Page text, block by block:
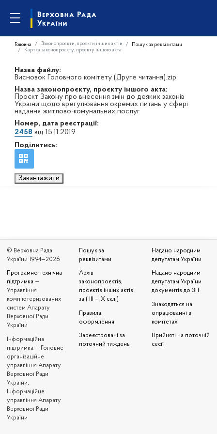
Головна Законопроєкти, проєкти інших актів
Пошук за реквізитами
Картка законопроєкту, проєкту іншого акта
Назва файлу:
Висновок Головного комітету (Друге читання).zip
Назва законопроєкту, проєкту іншого акта:
Проєкт Закону про внесення змін до деяких законів
України щодо врегулювання окремих питань у сфері
надання житлово-комунальних послуг
Номер, дата реєстрації:
2458 від 15.11.2019
Поділитись:
Завантажити
© Верховна Рада
України 1994—2026
Програмно-технічна
підтримка —
Управління
комп'ютеризованих
систем Апарату
Верховної Ради
України
Iнформаційна
підтримка — Головне
організаційне
управління Апарату
Верховної Ради
України,
Інформаційне
управління Апарату
Верховної Ради
України
Пошук за
реквізитами
Архів
законопроєктів,
проєктів інших актів
за ( III – IX скл.)
Правила
оформлення
Зареєстровані за
поточний тиждень
Надано народним
депутатам України
Надано народним
депутатам України
документів до ЗП
Знаходяться на
опрацюванні в
комітетах
Прийняті на поточній
сесії